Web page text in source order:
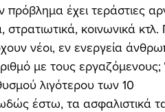
πρόβλημα έχει τεράστιες
κοινωνικά
νέοι, εν ενεργεία
με τους
λιγότερου των 10
έστω, τα ασφαλιστικά